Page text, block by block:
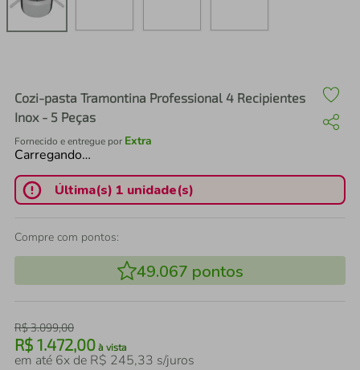
Cozi-pasta Tramontina Professional 4 Recipientes
Inox - 5 Peças
Fornecido e entregue por Extra
Carregando…
Última(s) 1 unidade(s)
Compre com pontos:
49.067 pontos
R$3.099,00
R$ 1.472,00 à vista
em até 6x de R$ 245,33 s/juros
4